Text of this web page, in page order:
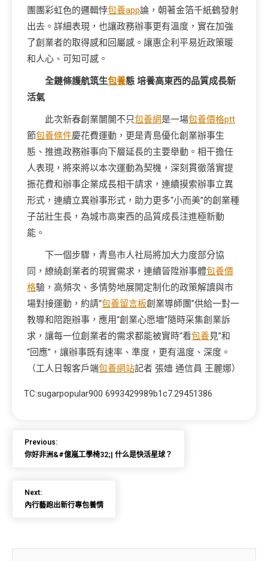
團團彩虹色的邏輯悖包養app論，朝著金箔千紙鶴發射
出去。詳細表現，也讓政務辦事更有溫度，實在加強
了創業者的取得感和回屬感。讓惠企利平易近政策暖
和人心、可知可感。
全鏈條護航筑生包養態 培養高東西的品質成長新
活氣
此次新春創業闤闠不只包養網是一場包養價格ptt
節包養條件慶花費運動，更是青島優化創業辦事生
態、推進政務辦事向下層延長的主要舉動。相干擔任
人表現，將來將以本次運動為契機，深刻貫徹落實提
振花費和辦事企業成長相干請求，連續摸索辦事立異
形式，連續立異辦事形式，助力更多“小而美”的創業種
子茁壯生長，為城市高東西的品質成長注進極新動
能。
下一個步驟，青島市人社局將加大力度部分協
同，繚繞創業者的現實需求，連續晉陞辦事體包養價
格驗，高頻次、多情勢地展開定制化的政策解讀與市
場對接運動，約請“包養留言板創業導師團”供給一對一
教導和陪跑辦事，應用“創業心愿墻”隨時采集創業訴
求，讓每一位創業者的需求都能被實時“看包養見”和
“回應”，讓辦事既有速率、準度，更有溫度、深度。
（工人日報客戶端包養網站記者 張嬙 通信員 王麗娜）
TC:sugarpopular900 6993429989b1c7.29451386
Previous:
你好非洲&#億嵐工學椅32;| 什么是快活星球？
Next:
內行藝跑出新行專包養情